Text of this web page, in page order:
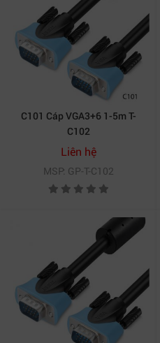
C101 Cáp VGA3+6 1-5m T-
C102
Liên hệ
MSP: GP-T-C102